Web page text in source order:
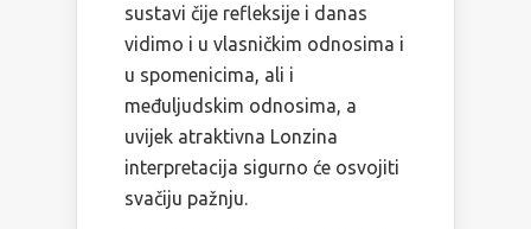
sustavi čije refleksije i danas
vidimo i u vlasničkim odnosima i
u spomenicima, ali i
međuljudskim odnosima, a
uvijek atraktivna Lonzina
interpretacija sigurno će osvojiti
svačiju pažnju.